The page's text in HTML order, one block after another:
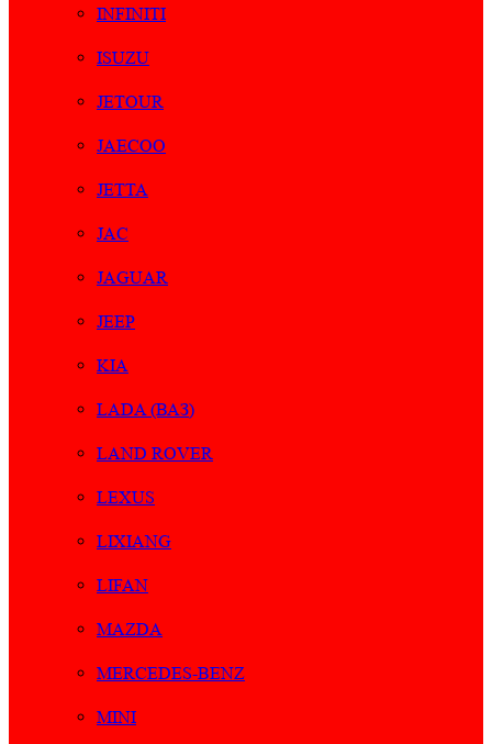
INFINITI
ISUZU
JETOUR
JAECOO
JETTA
JAC
JAGUAR
JEEP
KIA
LADA (ВАЗ)
LAND ROVER
LEXUS
LIXIANG
LIFAN
MAZDA
MERCEDES-BENZ
MINI